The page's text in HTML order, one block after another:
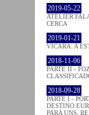
2019-05-22
ATELIER
CERCA
2019-01-21
VICARA: A
2018-11-06
PARTE II -
2018-09-28
PARTE I -
DESTINO
PARA UNS,